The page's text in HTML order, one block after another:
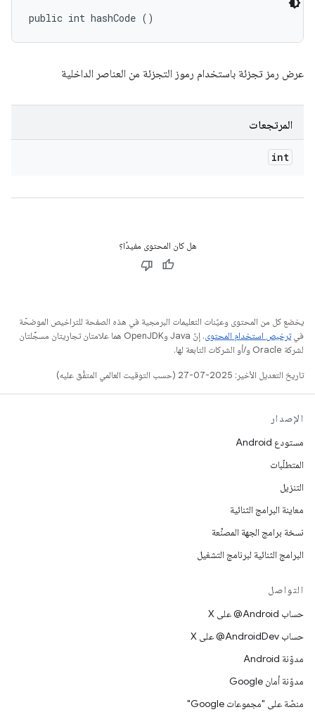
public int hashCode ()
عرض رمز تجزئة باستخدام رموز التجزئة من العناصر الداخلية
المرتجعات
int
هل كان المحتوى مفيدًا؟
يخضع كل من المحتوى وعيّنات التعليمات البرمجية في هذه الصفحة للتراخيص الموضحّة
فيترخيص استخدام المحتوى
. إنّ Java وOpenJDK هما علامتان تجاريتان مسجَّلتان
لشركة Oracle و/أو الشركات التابعة لها.
تاريخ التعديل الأخير: 2025-07-27 (حسب التوقيت العالمي المتفَّق عليه)
الإصدار
مستودع Android
المتطلّبات
التنزيل
معاينة البرامج الثنائية
نسخة برامج الجهة المصنِّعة
البرامج الثنائية لبرنامج التشغيل
التواصل
حساب ‎@Android على X
حساب ‎@AndroidDev على X
مدوّنة Android
مدوّنة أمان Google
منصّة على "مجموعات Google"